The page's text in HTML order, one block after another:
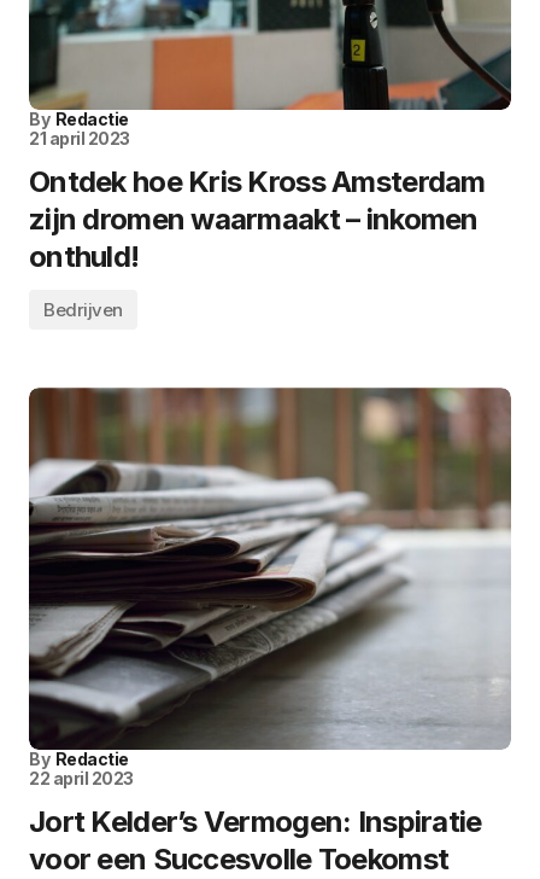
By Redactie
21 april 2023
Ontdek hoe Kris Kross Amsterdam
zijn dromen waarmaakt – inkomen
onthuld!
Bedrijven
By Redactie
22 april 2023
Jort Kelder’s Vermogen: Inspiratie
voor een Succesvolle Toekomst